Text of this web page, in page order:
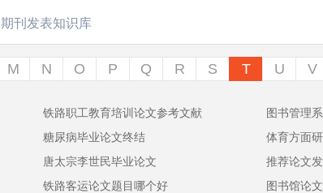
期刊发表知识库
M N O P Q R S T U V
铁路职工教育培训论文参考文献
图书管理
糖尿病毕业论文终结
体育方面
唐太宗李世民毕业论文
推荐论文
铁路客运论文题目哪个好
图书馆论